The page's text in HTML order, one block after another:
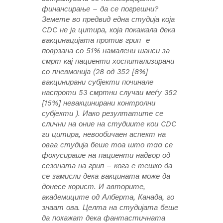
финансирање – да се погрешни?
Земете во предвид една студија која
CDC не ја цитира, која покажала дека
вакцинацијата против грип е
поврзана со 51% намалени шанси за
смрт кај пациенти хоспитализирани
со пневмонија (28 од 352 [8%]
вакцинирани субјекти починале
наспроти 53 смртни случаи меѓу 352
[15%] невакцинирани контролни
субјекти ). Иако резултатите се
слични на оние на студиите кои CDC
ги цитира, невообичаен аспект на
оваа студија беше тоа што тaa се
фокусираше на пациенти надвор од
сезоната на грип – кога е тешко да
се замисли дека вакцината може да
донесе корист. И авторите,
академиците од Алберта, Канада, го
знаат ова. Целта на студијата беше
да покажат дека фантастичната